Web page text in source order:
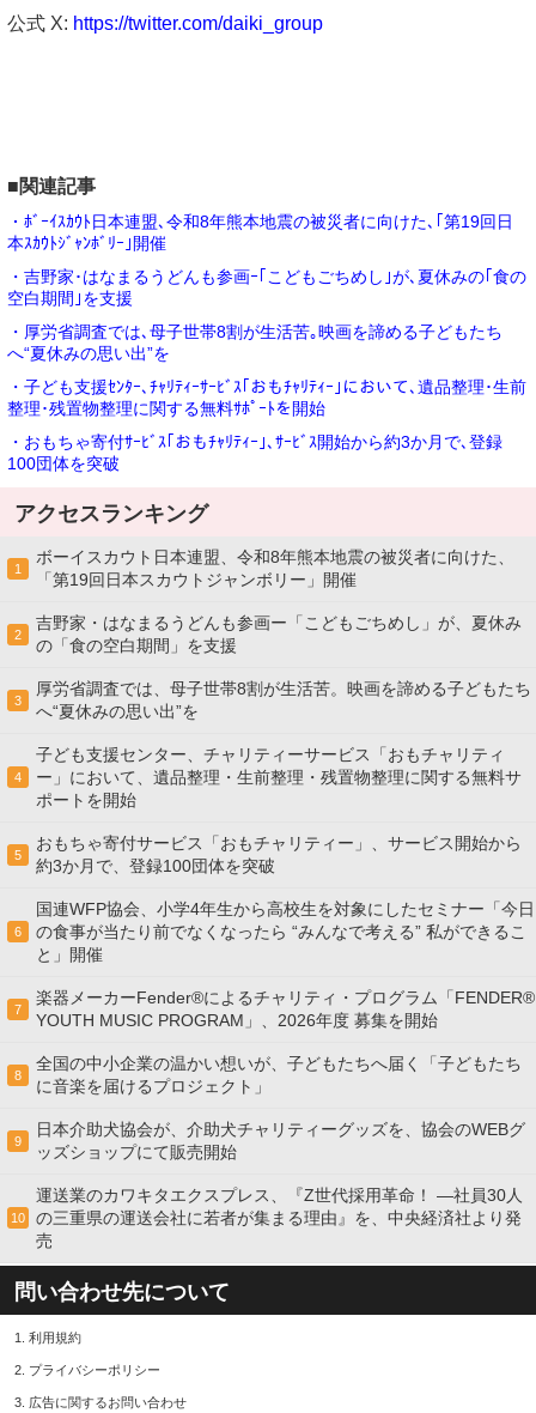
公式 X: https://twitter.com/daiki_group
■関連記事
・ﾎﾞｰｲｽｶｳﾄ日本連盟､令和8年熊本地震の被災者に向けた､｢第19回日
本ｽｶｳﾄｼﾞｬﾝﾎﾞﾘｰ｣開催
・吉野家･はなまるうどんも参画ｰ｢こどもごちめし｣が､夏休みの｢食の
空白期間｣を支援
・厚労省調査では､母子世帯8割が生活苦｡映画を諦める子どもたち
へ“夏休みの思い出”を
・子ども支援ｾﾝﾀｰ､ﾁｬﾘﾃｨｰｻｰﾋﾞｽ｢おもﾁｬﾘﾃｨｰ｣において､遺品整理･生前
整理･残置物整理に関する無料ｻﾎﾟｰﾄを開始
・おもちゃ寄付ｻｰﾋﾞｽ｢おもﾁｬﾘﾃｨｰ｣､ｻｰﾋﾞｽ開始から約3か月で､登録
100団体を突破
アクセスランキング
1
ボーイスカウト日本連盟、令和8年熊本地震の被災者に向けた、
「第19回日本スカウトジャンボリー」開催
2
吉野家・はなまるうどんも参画ー「こどもごちめし」が、夏休み
の「食の空白期間」を支援
3
厚労省調査では、母子世帯8割が生活苦。映画を諦める子どもたち
へ“夏休みの思い出”を
4
子ども支援センター、チャリティーサービス「おもチャリティ
ー」において、遺品整理・生前整理・残置物整理に関する無料サ
ポートを開始
5
おもちゃ寄付サービス「おもチャリティー」、サービス開始から
約3か月で、登録100団体を突破
6
国連WFP協会、小学4年生から高校生を対象にしたセミナー「今日
の食事が当たり前でなくなったら “みんなで考える” 私ができるこ
と」開催
7
楽器メーカーFender®によるチャリティ・プログラム「FENDER®︎
YOUTH MUSIC PROGRAM」、2026年度 募集を開始
8
全国の中小企業の温かい想いが、子どもたちへ届く「子どもたち
に音楽を届けるプロジェクト」
9
日本介助犬協会が、介助犬チャリティーグッズを、協会のWEBグ
ッズショップにて販売開始
10
運送業のカワキタエクスプレス、『Z世代採用革命！ ―社員30人
の三重県の運送会社に若者が集まる理由』を、中央経済社より発
売
問い合わせ先について
1. 利用規約
2. プライバシーポリシー
3. 広告に関するお問い合わせ